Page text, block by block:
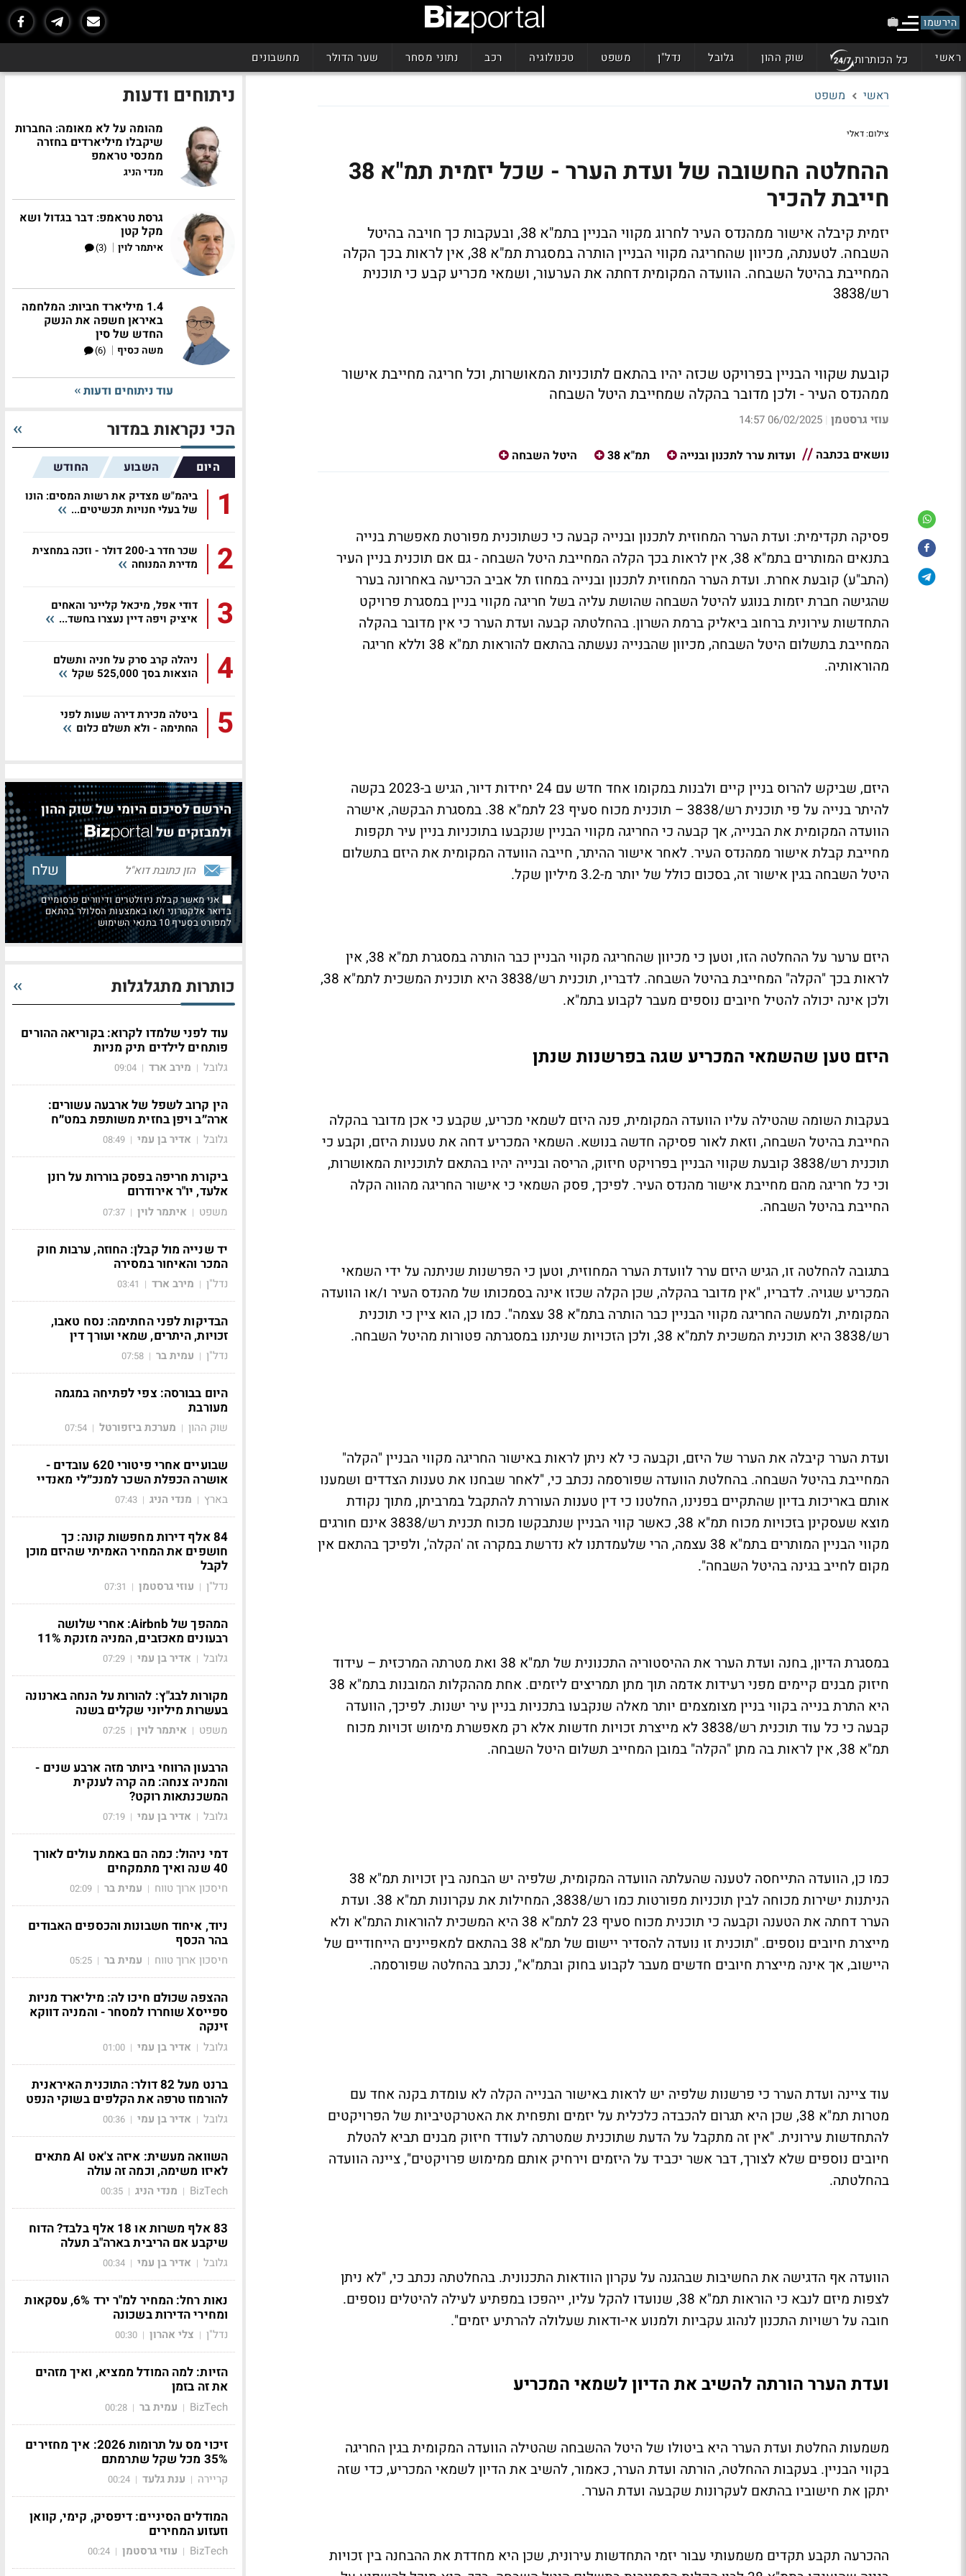
הירשמו
ראשי כל הכותרות שוק ההון גלובל נדל"ן משפט טכנולוגיה רכב נתוני מסחר שער הדולר מחשבונים
ראשי משפט
צילום: דאלי
ההחלטה החשובה של ועדת הערר - שכל יזמית תמ"א 38
חייבת להכיר
יזמית קיבלה אישור ממהנדס העיר לחרוג מקווי הבניין בתמ"א 38, ובעקבות כך חויבה בהיטל
השבחה. לטענתה, מכיוון שהחריגה מקווי הבניין הותרה במסגרת תמ"א 38, אין לראות בכך הקלה
המחייבת בהיטל השבחה. הוועדה המקומית דחתה את הערעור, ושמאי מכריע קבע כי תוכנית
רש/3838
קובעת שקווי הבניין בפרויקט שכזה יהיו בהתאם לתוכניות המאושרות, וכל חריגה מחייבת אישור
ממהנדס העיר - ולכן מדובר בהקלה שמחייבת היטל השבחה
עוזי גרסטמן |
06/02/2025 14:57
נושאים בכתבה ועדות ערר לתכנון ובנייה תמ"א 38 היטל השבחה
פסיקה תקדימית: ועדת הערר המחוזית לתכנון ובנייה קבעה כי כשתוכנית מפורטת מאפשרת בנייה
בתנאים המותרים בתמ"א 38, אין לראות בכך הקלה המחייבת היטל השבחה - גם אם תוכנית בניין העיר
(התב"ע) קובעת אחרת. ועדת הערר המחוזית לתכנון ובנייה במחוז תל אביב הכריעה באחרונה בערר
שהגישה חברת יזמות בנוגע להיטל השבחה שהושת עליה בשל חריגה מקווי בניין במסגרת פרויקט
התחדשות עירונית ברחוב ביאליק ברמת השרון. בהחלטתה קבעה ועדת הערר כי אין מדובר בהקלה
המחייבת בתשלום היטל השבחה, מכיוון שהבנייה נעשתה בהתאם להוראות תמ"א 38 וללא חריגה
מהוראותיה.
היזם, שביקש להרוס בניין קיים ולבנות במקומו אחד חדש עם 24 יחידות דיור, הגיש ב-2023 בקשה
להיתר בנייה על פי תוכנית רש/3838 – תוכנית מכוח סעיף 23 לתמ"א 38. במסגרת הבקשה, אישרה
הוועדה המקומית את הבנייה, אך קבעה כי החריגה מקווי הבניין שנקבעו בתוכניות בניין עיר תקפות
מחייבת קבלת אישור ממהנדס העיר. לאחר אישור ההיתר, חייבה הוועדה המקומית את היזם בתשלום
היטל השבחה בגין אישור זה, בסכום כולל של יותר מ-3.2 מיליון שקל.
היזם ערער על ההחלטה הזו, וטען כי מכיוון שהחריגה מקווי הבניין כבר הותרה במסגרת תמ"א 38, אין
לראות בכך "הקלה" המחייבת בהיטל השבחה. לדבריו, תוכנית רש/3838 היא תוכנית המשכית לתמ"א 38,
ולכן אינה יכולה להטיל חיובים נוספים מעבר לקבוע בתמ"א.
היזם טען שהשמאי המכריע שגה בפרשנות שנתן
בעקבות השומה שהטילה עליו הוועדה המקומית, פנה היזם לשמאי מכריע, שקבע כי אכן מדובר בהקלה
החייבת בהיטל השבחה, וזאת לאור פסיקה חדשה בנושא. השמאי המכריע דחה את טענות היזם, וקבע כי
תוכנית רש/3838 קובעת שקווי הבניין בפרויקט חיזוק, הריסה ובנייה יהיו בהתאם לתוכניות המאושרות,
וכי כל חריגה מהם מחייבת אישור מהנדס העיר. לפיכך, פסק השמאי כי אישור החריגה מהווה הקלה
החייבת בהיטל השבחה.
בתגובה להחלטה זו, הגיש היזם ערר לוועדת הערר המחוזית, וטען כי הפרשנות שניתנה על ידי השמאי
המכריע שגויה. לדבריו, "אין מדובר בהקלה, שכן הקלה שכזו אינה בסמכותו של מהנדס העיר ו/או הוועדה
המקומית, ולמעשה החריגה מקווי הבניין כבר הותרה בתמ"א 38 עצמה". כמו כן, הוא ציין כי תוכנית
רש/3838 היא תוכנית המשכית לתמ"א 38, ולכן הזכויות שניתנו במסגרתה פטורות מהיטל השבחה.
ועדת הערר קיבלה את הערר של היזם, וקבעה כי לא ניתן לראות באישור החריגה מקווי הבניין "הקלה"
המחייבת בהיטל השבחה. בהחלטת הוועדה שפורסמה נכתב כי, "לאחר שבחנו את טענות הצדדים ושמענו
אותם באריכות בדיון שהתקיים בפנינו, החלטנו כי דין טענות העוררת להתקבל במרביתן, מתוך נקודת
מוצא שעסקינן בזכויות מכוח תמ"א 38, כאשר קווי הבניין שנתבקשו מכוח תכנית רש/3838 אינם חורגים
מקווי הבניין המותרים בתמ"א 38 עצמה, הרי שלעמדתנו לא נדרשת במקרה זה 'הקלה', ולפיכך בהתאם אין
מקום לחייב בגינה בהיטל השבחה".
במסגרת הדיון, בחנה ועדת הערר את ההיסטוריה התכנונית של תמ"א 38 ואת מטרתה המרכזית – עידוד
חיזוק מבנים קיימים מפני רעידות אדמה תוך מתן תמריצים ליזמים. אחת מההקלות המובנות בתמ"א 38
היא התרת בנייה בקווי בניין מצומצמים יותר מאלה שנקבעו בתכניות בניין עיר ישנות. לפיכך, הוועדה
קבעה כי כל עוד תוכנית רש/3838 לא מייצרת זכויות חדשות אלא רק מאפשרת מימוש זכויות מכוח
תמ"א 38, אין לראות בה מתן "הקלה" במובן המחייב תשלום היטל השבחה.
כמו כן, הוועדה התייחסה לטענה שהעלתה הוועדה המקומית, שלפיה יש הבחנה בין זכויות תמ"א 38
הניתנות ישירות מכוחה לבין תוכניות מפורטות כמו רש/3838, המחילות את עקרונות תמ"א 38. ועדת
הערר דחתה את הטענה וקבעה כי תוכנית מכוח סעיף 23 לתמ"א 38 היא המשכית להוראות התמ"א ולא
מייצרת חיובים נוספים. "תוכנית זו נועדה להסדיר יישום של תמ"א 38 בהתאם למאפיינים הייחודיים של
היישוב, אך אינה מייצרת חיובים חדשים מעבר לקבוע בחוק ובתמ"א", נכתב בהחלטה שפורסמה.
עוד ציינה ועדת הערר כי פרשנות שלפיה יש לראות באישור הבנייה הקלה לא עומדת בקנה אחד עם
מטרות תמ"א 38, שכן היא תגרום להכבדה כלכלית על יזמים ותפחית את האטרקטיביות של הפרויקטים
להתחדשות עירונית. "אין זה מתקבל על הדעת שתוכנית שמטרתה לעודד חיזוק מבנים תביא להטלת
חיובים נוספים שלא לצורך, דבר אשר יכביד על היזמים וירחיק אותם ממימוש פרויקטים", ציינה הוועדה
בהחלטתה.
הוועדה אף הדגישה את החשיבות שבהגנה על עקרון הוודאות התכנונית. בהחלטתה נכתב כי, "לא ניתן
לצפות מיזם לנבא כי הוראות תמ"א 38, שנועדו להקל עליו, ייהפכו במפתיע לעילה להיטלים נוספים.
חובה על רשויות התכנון לנהוג עקביות ולמנוע אי-ודאות שעלולה להרתיע יזמים".
ועדת הערר הורתה להשיב את הדיון לשמאי המכריע
משמעות החלטת ועדת הערר היא ביטולו של היטל ההשבחה שהטילה הוועדה המקומית בגין החריגה
בקווי הבניין. בעקבות ההחלטה, הורתה ועדת הערר, כאמור, להשיב את הדיון לשמאי המכריע, כדי שזה
יתקן את חישוביו בהתאם לעקרונות שקבעה ועדת הערר.
ההכרעה תקבע תקדים משמעותי עבור יזמי התחדשות עירונית, שכן היא מחדדת את ההבחנה בין זכויות
ניתוחים ודעות
מהומה על לא מאומה: החברות
שיקבלו מיליארדים בחזרה
ממכסי טראמפ
מנדי הניג
גרסת טראמפ: דבר בגדול ושא
מקל קטן
איתמר לוין |
(3)
1.4 מיליארד חביות: המלחמה
באיראן חשפה את הנשק
החדש של סין
משה כסיף |
(6)
עוד ניתוחים ודעות
הכי נקראות במדור
היום השבוע החודש
1
ביהמ"ש מצדיק את רשות המסים: הונו
של בעלי חנויות תכשיטים...
2
שכר חדר ב-200 דולר - וזכה במחצית
מדירת המנוחה
3
דודי אפל, מיכאל קליינר והאחים
איציק ויפה דיין נעצרו בחשד...
4
ניהלה קרב סרק על חניה ותשלם
הוצאות בסך 525,000 שקל
5
ביטלה מכירת דירה שעות לפני
החתימה - ולא תשלם כלום
הירשם לסיכום היומי של שוק ההון
ולמבזקים של
אני מאשר קבלת ניוזלטרים ודיוורים פרסומיים
בדואר אלקטרוני ו/או באמצעות הסלולר בהתאם
למפורט בסעיף 10 בתנאי השימוש
כותרות מתגלגלות
עוד לפני שלמדו לקרוא: בקוריאה ההורים
פותחים לילדים תיק מניות
גלובל | מירב ארד |
09:04
הין קרוב לשפל של ארבעה עשורים:
ארה״ב ויפן בחזית משותפת במט״ח
גלובל | אדיר בן עמי |
08:49
ביקורת חריפה בפסק בוררות על רונן
אלעד, יו"ר אירודרום
משפט | איתמר לוין |
07:37
יד שנייה מול קבלן: החוזה, ערבות חוק
המכר והאיחור במסירה
נדל"ן | מירב ארד |
03:41
הבדיקות לפני החתימה: נסח טאבו,
זכויות, היתרים, שמאי ועורך דין
נדל"ן | עמית בר |
07:58
היום בבורסה: צפי לפתיחה במגמה
מעורבת
שוק ההון | מערכת ביזפורטל |
07:54
שבועיים אחרי פיטורי 620 עובדים -
אושרה הכפלת השכר למנכ״לי מאנדיי
בארץ | מנדי הניג |
07:43
84 אלף דירות מחפשות קונה: כך
חושפים את המחיר האמיתי שהיזם מוכן
לקבל
נדל"ן | עוזי גרסטמן |
07:31
המהפך של Airbnb: אחרי שלושה
רבעונים מאכזבים, המניה מזנקת 11%
גלובל | אדיר בן עמי |
07:29
מקורות לבג"ץ: להורות על הנחה בארנונה
בעשרות מיליוני שקלים בשנה
משפט | איתמר לוין |
07:25
הרבעון הרווחי ביותר מזה ארבע שנים -
והמניה צנחה: מה קרה לענקית
המשכנתאות רוקט?
גלובל | אדיר בן עמי |
07:19
דמי ניהול: כמה הם באמת עולים לאורך
40 שנה ואיך מתמקחים
חיסכון ארוך טווח | עמית בר |
02:09
ניוד, איחוד חשבונות והכספים האבודים
בהר הכסף
חיסכון ארוך טווח | עמית בר |
05:25
ההצפה שכולם חיכו לה: מיליארד מניות
ספייסX שוחררו למסחר - והמניה דווקא
זינקה
גלובל | אדיר בן עמי |
01:00
ברנט מעל 82 דולר: התוכנית האיראנית
להורמוז טרפה את הקלפים בשוקי הנפט
גלובל | אדיר בן עמי |
00:36
השוואה מעשית: איזה צ'אט AI מתאים
לאיזו משימה, וכמה זה עולה
BizTech
| מנדי הניג |
00:35
83 אלף משרות או 18 אלף בלבד? הדוח
שיקבע אם הריבית בארה"ב תעלה
גלובל | אדיר בן עמי |
00:34
נאות רחל: המחיר למ"ר ירד 6%, עסקאות
ומחירי הדירות בשכונה
נדל"ן | צלי אהרון |
00:30
הזיות: למה המודל ממציא, ואיך מזהים
את זה בזמן
BizTech
| עמית בר |
00:28
זיכוי מס על תרומות 2026: איך מחזירים
35% מכל שקל שתרמתם
קריירה | ענת גלעד |
00:24
המודלים הסיניים: דיפסיק, קימי, קוואן
וזעזוע המחירים
BizTech
| עוזי גרסטמן |
00:24